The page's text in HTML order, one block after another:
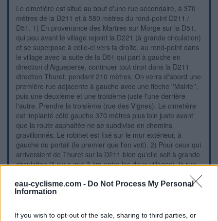
eau-cyclisme.com - Do Not Process My Personal
Information
If you wish to opt-out of the sale, sharing to third parties, or
Le cimetière est situé au bout d'une rue secondaire, à 370
mètres de la D211 et à 580 mètres du rond-point D211 /
D51. 1) En provenance des Martres-sur-Morge sur la D51,
qui peu avant le village rejoint la D221 (à grande circulation)
et se superpose à celle-ci vers la droite, au rond-point dans
le village avec la suite de la D51 qui part à gauche en
direction d'Aigueperse, continuer tout droit dans la D211
direction Thuret, pendant 210 mètres. On verra d'abord une
première rue adjacente à gauche avec une flèche ''Mairie'',
puis une deuxième et une troisième juste l'une derrière
l'autre. Prendre la troisième (rue des Vignes). Le cimetière
est implanté côté gauche 370 mètres plus loin juste avant
que la route asphaltée ne se subdivise en chemins
gravillonnés. Le robinet est fixé sur le mur extérieur, à
gauche du portail (le premier que l'on voit). 2) Pour ceux qui
arriveraient de Thuret sur la D211 bien qu'elle soit à grande
circulation (il n'y a que 3 km entre les deux villages), la rue
panneau de début de village.
Repères visuels